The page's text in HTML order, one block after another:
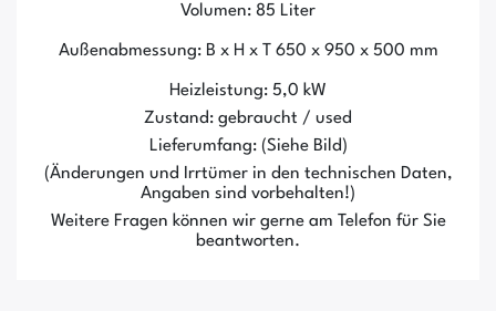
Volumen: 85 Liter
Außenabmessung: B x H x T 650 x 950 x 500 mm
Heizleistung: 5,0 kW
Zustand: gebraucht / used
Lieferumfang: (Siehe Bild)
(Änderungen und Irrtümer in den technischen Daten,
Angaben sind vorbehalten!)
Weitere Fragen können wir gerne am Telefon für Sie
beantworten.